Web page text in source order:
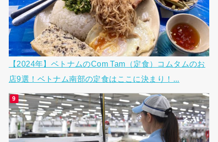
【2024年】ベトナムのCom Tam（定食）コムタムのお
店9選！ベトナム南部の定食はここに決まり！...